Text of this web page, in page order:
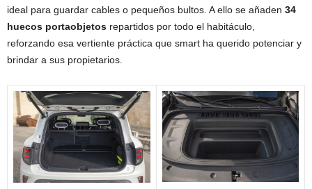
ideal para guardar cables o pequeños bultos. A ello se añaden 34
huecos portaobjetos repartidos por todo el habitáculo,
reforzando esa vertiente práctica que smart ha querido potenciar y
brindar a sus propietarios.